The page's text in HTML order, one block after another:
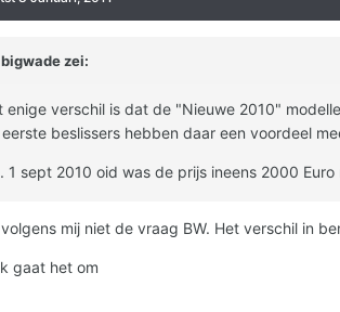
bigwade zei:
enige verschil is dat de "Nieuwe 2010"
eerste beslissers hebben daar een voordeel
1 sept 2010 oid was de prijs ineens 2000 Euro
mij niet de vraag BW. Het verschil in
gaat het om